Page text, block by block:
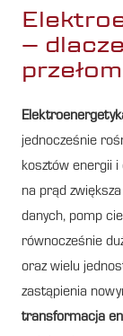
–
jednocześnie
kosztów energii
na prąd
danych, pomp
równocześnie
oraz wielu
zastąpienia
transformacja